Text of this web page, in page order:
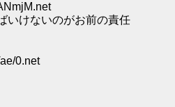
いけないのがお前の責任
0.net